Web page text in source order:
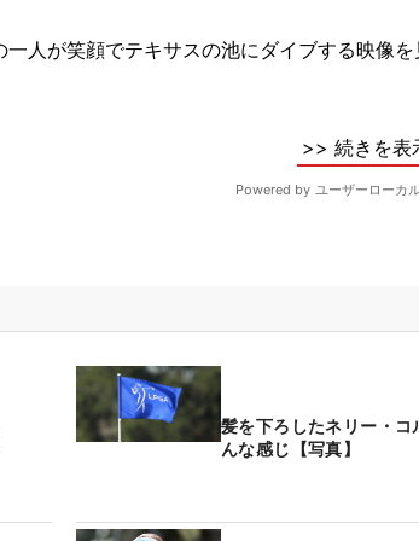
髪を下ろしたネリー・コ
んな感じ【写真】